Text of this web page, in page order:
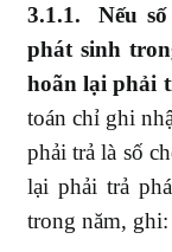
3.1.1. Nếu
phát sinh
hoãn lại phải
toán chỉ ghi
phải trả là số
lại phải trả
trong năm, ghi: